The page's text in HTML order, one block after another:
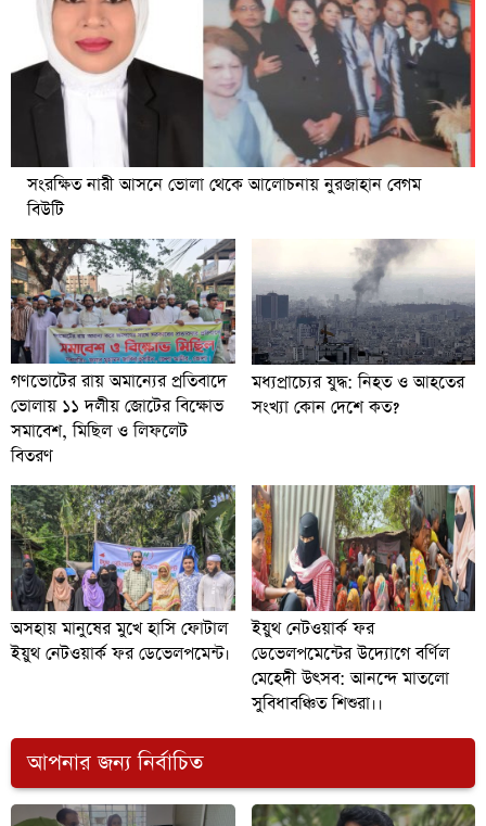
সংরক্ষিত নারী আসনে ভোলা থেকে আলোচনায় নুরজাহান বেগম
বিউটি
গণভোটের রায় অমান্যের প্রতিবাদে
ভোলায় ১১ দলীয় জোটের বিক্ষোভ
সমাবেশ, মিছিল ও লিফলেট
বিতরণ
মধ্যপ্রাচ্যের যুদ্ধ: নিহত ও আহতের
সংখ্যা কোন দেশে কত?
অসহায় মানুষের মুখে হাসি ফোটাল
ইয়ুথ নেটওয়ার্ক ফর ডেভেলপমেন্ট।
ইয়ুথ নেটওয়ার্ক ফর
ডেভেলপমেন্টের উদ্যোগে বর্ণিল
মেহেদী উৎসব: আনন্দে মাতলো
সুবিধাবঞ্চিত শিশুরা।।
আপনার জন্য নির্বাচিত